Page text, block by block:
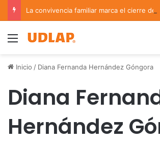
Menu
Inicio / Diana Fernanda Hernández Góngora
Diana
Hernández